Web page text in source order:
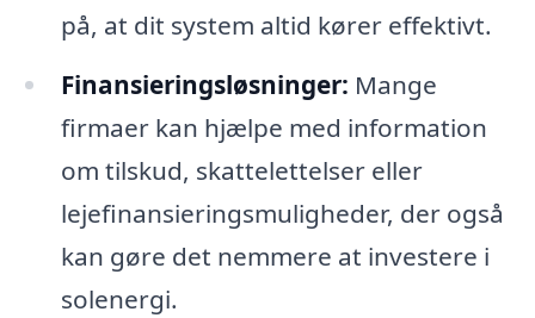
på, at dit system altid kører effektivt.
Finansieringsløsninger: Mange
firmaer kan hjælpe med information
om tilskud, skattelettelser eller
lejefinansieringsmuligheder, der også
kan gøre det nemmere at investere i
solenergi.